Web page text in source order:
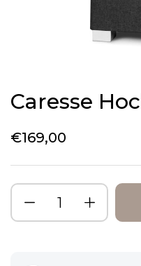
Caresse
€169,00